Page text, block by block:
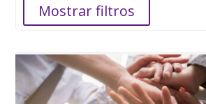
Mostrar filtros